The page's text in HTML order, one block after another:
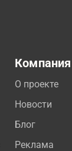
Компания
О проекте
Новости
Блог
Реклама